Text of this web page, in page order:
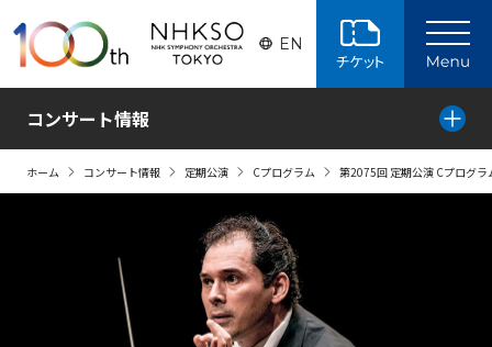
EN
コンサート情報
ホーム コンサート情報 定期公演 Cプログラム 第2075回 定期公演 Cプログラ